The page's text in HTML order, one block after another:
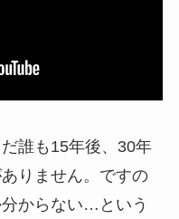
誰も15年後、30年
りません。ですの
からない…という